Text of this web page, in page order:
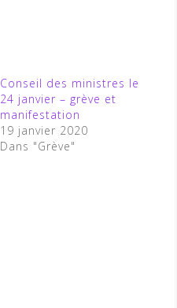
Conseil des ministres le
24 janvier – grève et
manifestation
19 janvier 2020
Dans "Grève"